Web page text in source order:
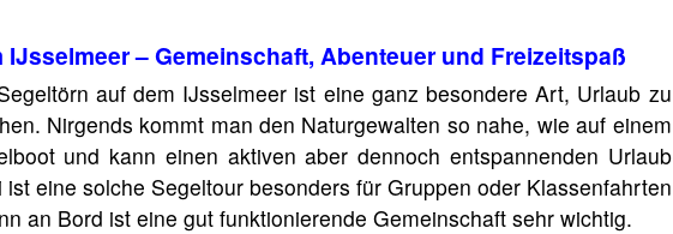
IJsselmeer – Gemeinschaft, Abenteuer und Freizeitspaß
auf dem IJsselmeer ist eine ganz besondere Art, Urlaub zu
Nirgends kommt man den Naturgewalten so nahe, wie auf einem
und kann einen aktiven aber dennoch entspannenden Urlaub
eine solche Segeltour besonders für Gruppen oder Klassenfahrten
an Bord ist eine gut funktionierende Gemeinschaft sehr wichtig.